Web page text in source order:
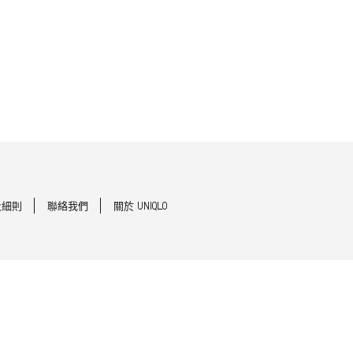
則 聯絡我們 關於 UNIQLO